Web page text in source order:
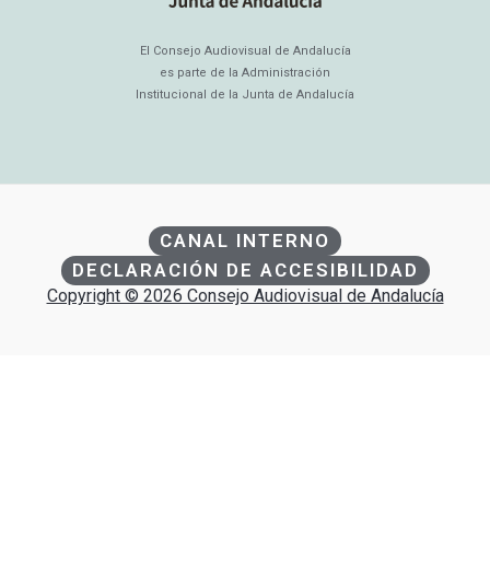
El Consejo Audiovisual de Andalucía
es parte de la Administración
Institucional de la Junta de Andalucía
CANAL INTERNO
DECLARACIÓN DE ACCESIBILIDAD
Copyright © 2026 Consejo Audiovisual de Andalucía